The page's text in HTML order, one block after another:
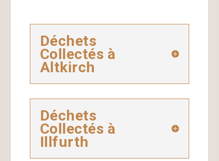
Déchets
Collectés à
Altkirch
Déchets
Collectés à
Illfurth